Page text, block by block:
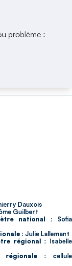
problème :
Dauxois
Guilbert
national : Sofia
: Julie Lallemant
régional : Isabelle
régionale : cellule